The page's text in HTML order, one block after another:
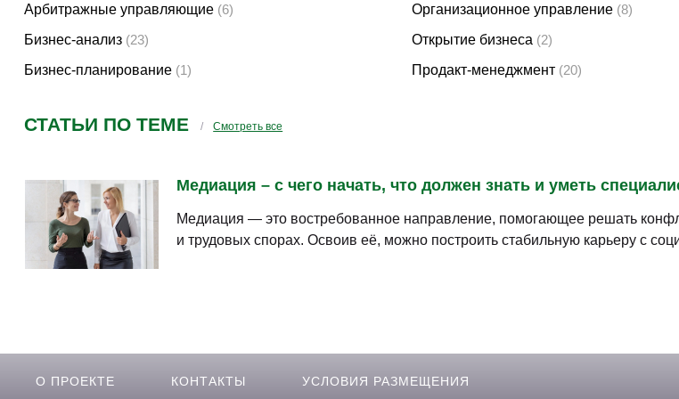
Арбитражные управляющие (6)
Бизнес-анализ (23)
Бизнес-планирование (1)
Организационное управление (8)
Открытие бизнеса (2)
Продакт-менеджмент (20)
СТАТЬИ ПО ТЕМЕ Смотреть все
Медиация – с чего начать, что должен знать и уметь
Медиация — это востребованное направление, помогающее решать
и трудовых спорах. Освоив её, можно построить стабильную карьеру с
О ПРОЕКТЕ КОНТАКТЫ УСЛОВИЯ РАЗМЕЩЕНИЯ